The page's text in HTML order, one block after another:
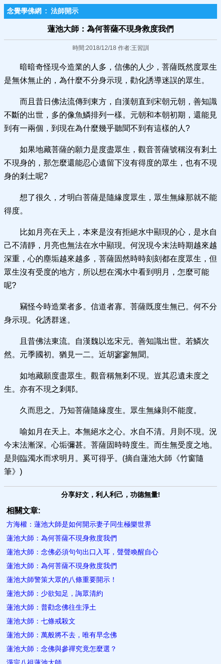
念覺學佛網 : 法師開示
蓮池大師：為何菩薩不現身救度我們
時間:2018/12/18 作者:王習訓
暗暗奇怪現今造業的人多，信佛的人少，菩薩既然度眾生
是無休無止的，為什麼不分身示現，勸化誘導迷誤的眾生。
而且昔日佛法流傳到東方，自漢朝直到宋朝元朝，善知識
不斷的出世，多的像魚鱗排列一樣。元朝和本朝初期，還能見
到有一兩個，到現在為什麼幾乎聽聞不到有這樣的人?
如果地藏菩薩的願力是度盡眾生，觀音菩薩號稱沒有剎土
不現身的，那怎麼還能忍心遺留下沒有得度的眾生，也有不現
身的剎土呢?
想了很久，才明白菩薩是隨緣度眾生，眾生無緣那就不能
得度。
比如月亮在天上，本來是沒有拒絕水中顯現的心，是水自
己不清靜，月亮也無法在水中顯現。何況現今末法時期越來越
深重，心的塵垢越來越多，菩薩固然時時刻刻都在度眾生，但
眾生沒有受度的地方，所以想在濁水中看到明月，怎麼可能
呢?
竊怪今時造業者多。信道者寡。菩薩既度生無已。何不分
身示現。化誘群迷。
且昔佛法東流。自漢魏以迄宋元。善知識出世。若鱗次
然。元季國初。猶見一二。近胡寥寥無聞。
如地藏願度盡眾生。觀音稱無剎不現。豈其忍遺未度之
生。亦有不現之剎耶。
久而思之。乃知菩薩隨緣度生。眾生無緣則不能度。
喻如月在天上。本無絕水之心。水自不清。月則不現。況
今末法漸深。心垢彌甚。菩薩固時時度生。而生無受度之地。
是則臨濁水而求明月。奚可得乎。(摘自蓮池大師《竹窗隨
筆》)
分享好文，利人利己，功德無量!
相關文章:
方海權：蓮池大師是如何開示妻子同生極樂世界
蓮池大師：為何菩薩不現身救度我們
蓮池大師：念佛必須句句出口入耳，聲聲喚醒自心
蓮池大師：為何菩薩不現身救度我們
蓮池大師警策大眾的八條重要開示！
蓮池大師：少欲知足，誨眾清約
蓮池大師：普勸念佛往生淨土
蓮池大師：七條戒殺文
蓮池大師：萬般將不去，唯有早念佛
蓮池大師：念佛與參禪究竟怎麼選？